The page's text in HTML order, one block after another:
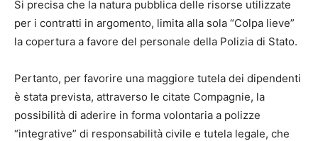
Si precisa che la natura pubblica delle risorse utilizzate
per i contratti in argomento, limita alla sola “Colpa lieve”
la copertura a favore del personale della Polizia di Stato.
Pertanto, per favorire una maggiore tutela dei dipendenti
è stata prevista, attraverso le citate Compagnie, la
possibilità di aderire in forma volontaria a polizze
“integrative” di responsabilità civile e tutela legale, che